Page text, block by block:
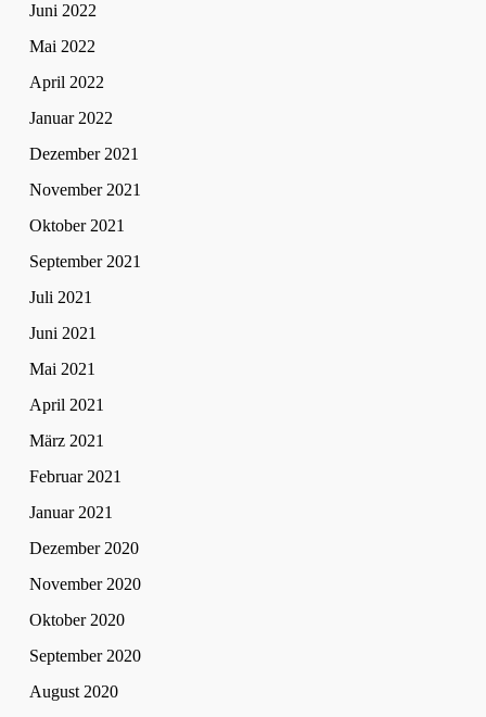
Juni 2022
Mai 2022
April 2022
Januar 2022
Dezember 2021
November 2021
Oktober 2021
September 2021
Juli 2021
Juni 2021
Mai 2021
April 2021
März 2021
Februar 2021
Januar 2021
Dezember 2020
November 2020
Oktober 2020
September 2020
August 2020